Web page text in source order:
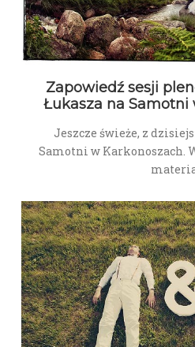
Zapowiedź sesji
Łukasza na Samotni
Jeszcze świeże, z
Samotni w Karkonoszach.